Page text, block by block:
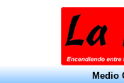
Medio